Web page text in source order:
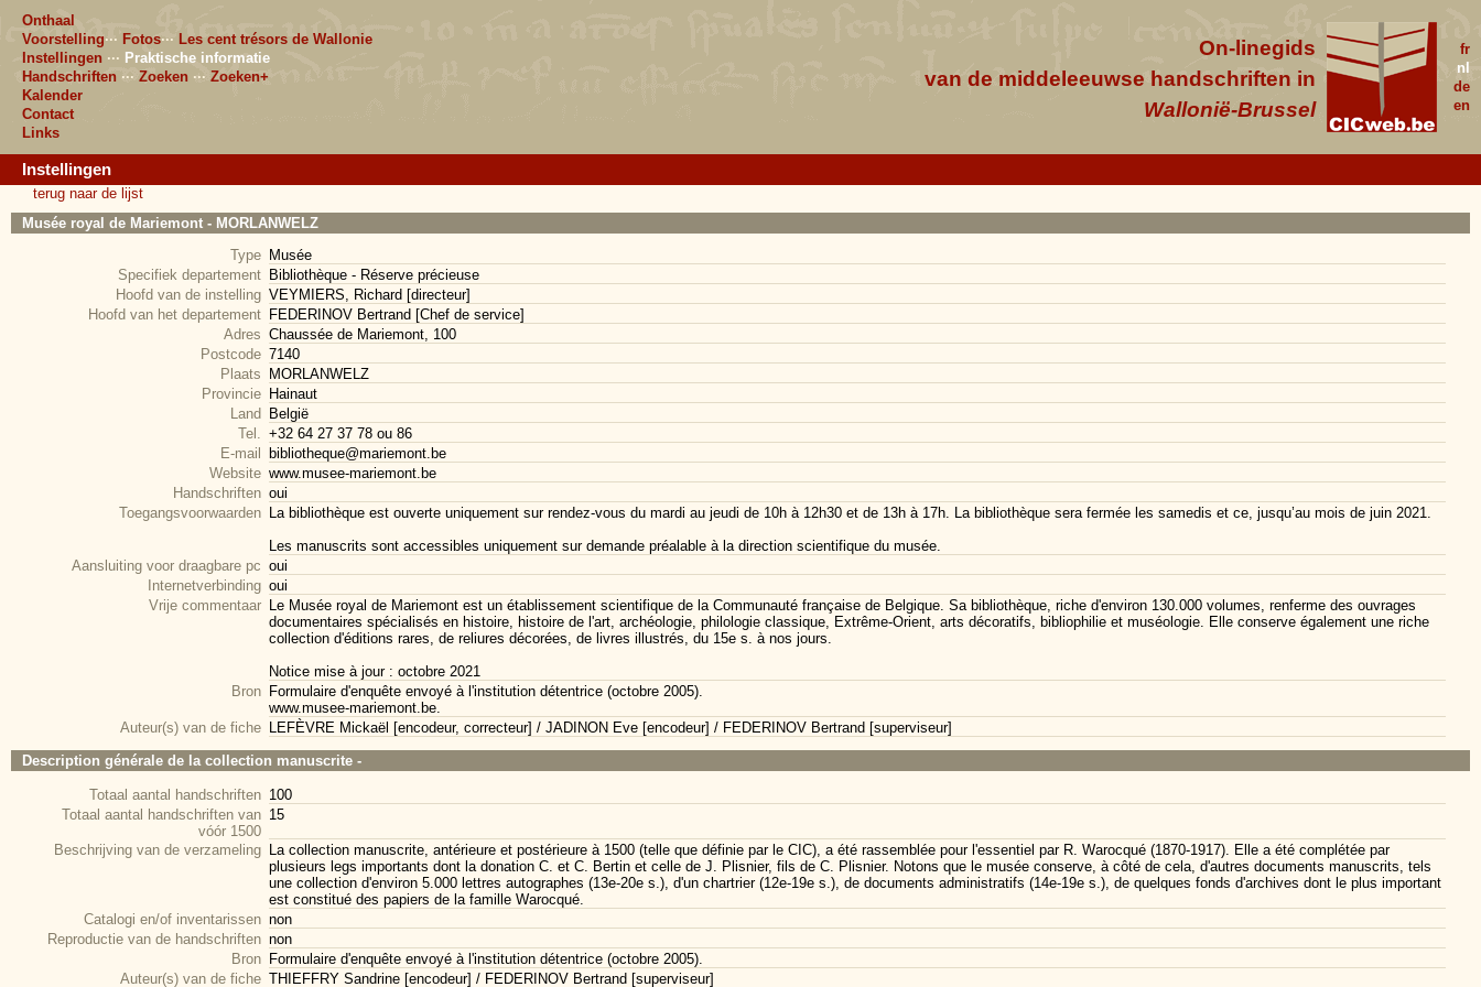
fr
nl
de
en
On-linegids
van de middeleeuwse handschriften in
Wallonië-Brussel
Onthaal
Voorstelling··· Fotos··· Les cent trésors de Wallonie
Instellingen ··· Praktische informatie
Handschriften ··· Zoeken ··· Zoeken+
Kalender
Contact
Links
Instellingen
terug naar de lijst
Musée royal de Mariemont - MORLANWELZ
Type Musée
Specifiek departement Bibliothèque - Réserve précieuse
Hoofd van de instelling VEYMIERS, Richard [directeur]
Hoofd van het departement FEDERINOV Bertrand [Chef de service]
Adres Chaussée de Mariemont, 100
Postcode 7140
Plaats
MORLANWELZ
Provincie Hainaut
Land
België
Tel. +32 64 27 37 78 ou 86
E-mail
bibliotheque@mariemont.be
Website www.musee-mariemont.be
Handschriften oui
Toegangsvoorwaarden La bibliothèque est ouverte uniquement sur rendez-vous du mardi au jeudi de 10h à 12h30 et de 13h à 17h. La bibliothèque sera fermée les samedis et ce, jusqu’au mois de juin 2021.
Les manuscrits sont accessibles uniquement sur demande préalable à la direction scientifique du musée.
Aansluiting voor draagbare pc oui
Internetverbinding oui
Vrije commentaar Le Musée royal de Mariemont est un établissement scientifique de la Communauté française de Belgique. Sa bibliothèque, riche d'environ 130.000 volumes, renferme des ouvrages
documentaires spécialisés en histoire, histoire de l'art, archéologie, philologie classique, Extrême-Orient, arts décoratifs, bibliophilie et muséologie. Elle conserve également une riche
collection d'éditions rares, de reliures décorées, de livres illustrés, du 15e s. à nos jours.
Notice mise à jour : octobre 2021
Bron Formulaire d'enquête envoyé à l'institution détentrice (octobre 2005).
www.musee-mariemont.be.
Auteur(s) van de fiche LEFÈVRE Mickaël [encodeur, correcteur] / JADINON Eve [encodeur] / FEDERINOV Bertrand [superviseur]
Description générale de la collection manuscrite -
Totaal aantal handschriften 100
Totaal aantal handschriften van
vóór 1500
15
Beschrijving van de verzameling La collection manuscrite, antérieure et postérieure à 1500 (telle que définie par le CIC), a été rassemblée pour l'essentiel par R. Warocqué (1870-1917). Elle a été complétée par
plusieurs legs importants dont la donation C. et C. Bertin et celle de J. Plisnier, fils de C. Plisnier. Notons que le musée conserve, à côté de cela, d'autres documents manuscrits, tels
une collection d'environ 5.000 lettres autographes (13e-20e s.), d'un chartrier (12e-19e s.), de documents administratifs (14e-19e s.), de quelques fonds d'archives dont le plus important
est constitué des papiers de la famille Warocqué.
Catalogi en/of inventarissen non
Reproductie van de handschriften non
Bron Formulaire d'enquête envoyé à l'institution détentrice (octobre 2005).
Auteur(s) van de fiche THIEFFRY Sandrine [encodeur] / FEDERINOV Bertrand [superviseur]